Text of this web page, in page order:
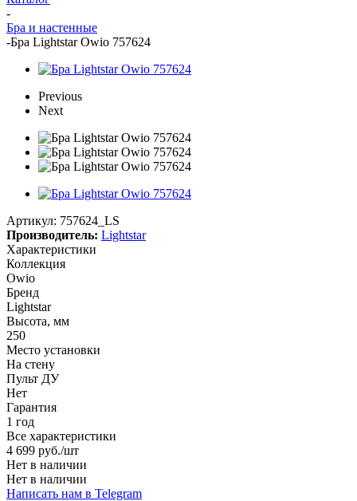
-
Бра и настенные
-Бра Lightstar Owio 757624
Previous
Next
Артикул: 757624_LS
Производитель: Lightstar
Характеристики
Коллекция
Owio
Бренд
Lightstar
Высота, мм
250
Место установки
На стену
Пульт ДУ
Нет
Гарантия
1 год
Все характеристики
4 699 руб./шт
Нет в наличии
Нет в наличии
Написать нам в Telegram